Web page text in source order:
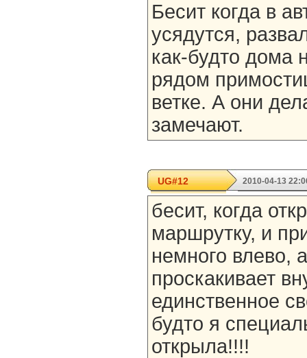
Бесит когда в
усядутся,
как-будто дома
рядом
ветке. А они
замечают.
UG#12 2010-04-13
бесит, когда
маршрутку, и
немного влево,
проскакивает
единственное
будто я
открыла!!!!